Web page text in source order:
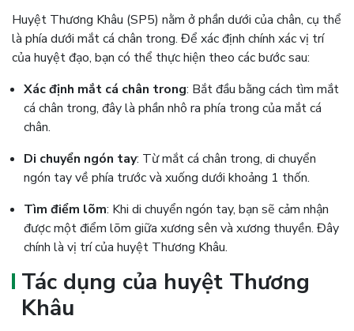
Huyệt Thương Khâu (SP5) nằm ở phần dưới của chân, cụ thể
là phía dưới mắt cá chân trong. Để xác định chính xác vị trí
của huyệt đạo, bạn có thể thực hiện theo các bước sau:
Xác định mắt cá chân trong: Bắt đầu bằng cách tìm mắt
cá chân trong, đây là phần nhô ra phía trong của mắt cá
chân.
Di chuyển ngón tay: Từ mắt cá chân trong, di chuyển
ngón tay về phía trước và xuống dưới khoảng 1 thốn.
Tìm điểm lõm: Khi di chuyển ngón tay, bạn sẽ cảm nhận
được một điểm lõm giữa xương sên và xương thuyền. Đây
chính là vị trí của huyệt Thương Khâu.
Tác dụng của huyệt Thương
Khâu